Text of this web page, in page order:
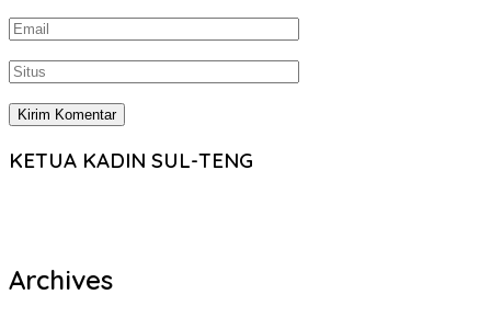
KETUA KADIN SUL-TENG
Archives